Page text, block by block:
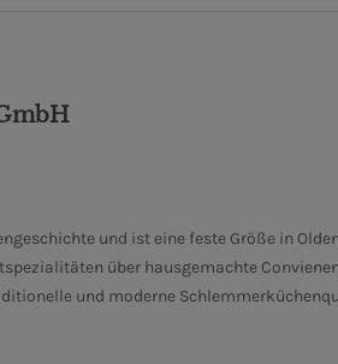
und ist eine feste Größe in
über hausgemachte
und moderne